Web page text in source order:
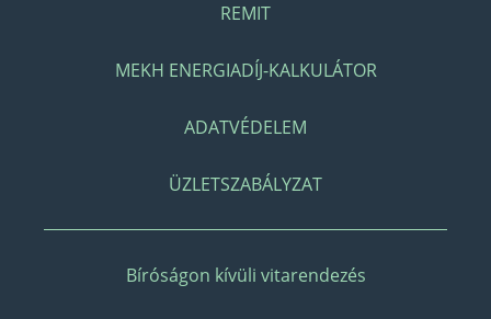
REMIT
MEKH ENERGIADÍJ-KALKULÁTOR
ADATVÉDELEM
ÜZLETSZABÁLYZAT
Bíróságon kívüli vitarendezés